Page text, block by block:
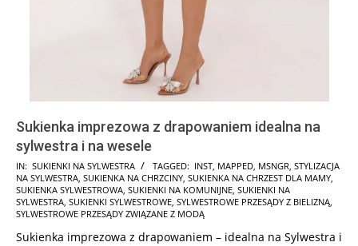
Sukienka imprezowa z drapowaniem idealna na
sylwestra i na wesele
2024-
10-
28
IN: SUKIENKI NA SYLWESTRA TAGGED: INST, MAPPED, MSNGR, STYLIZACJA
NA SYLWESTRA, SUKIENKA NA CHRZCINY, SUKIENKA NA CHRZEST DLA MAMY,
SUKIENKA SYLWESTROWA, SUKIENKI NA KOMUNIJNE, SUKIENKI NA
SYLWESTRA, SUKIENKI SYLWESTROWE, SYLWESTROWE PRZESĄDY Z BIELIZNĄ,
SYLWESTROWE PRZESĄDY ZWIĄZANE Z MODĄ
Sukienka imprezowa z drapowaniem – idealna na Sylwestra i